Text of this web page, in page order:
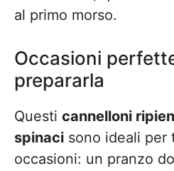
al primo morso.
Occasioni
prepararla
Questi cannelloni
spinaci sono ideali per
occasioni: un pranzo